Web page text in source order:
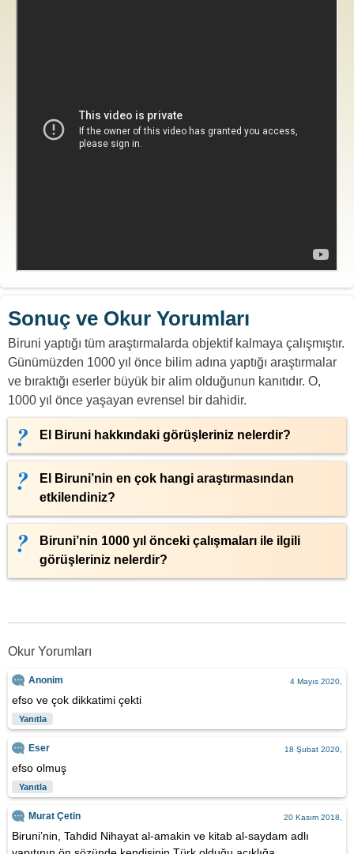
Sonuç ve Okur Yorumları
Biruni yaptığı tüm araştırmalarda objektif kalmaya çalışmıştır.
Günümüzden 1000 yıl önce bilim adına yaptığı araştırmalar
ve bıraktığı eserler büyük bir alim olduğunun kanıtıdır. O,
1000 yıl önce yaşayan evrensel bir dahidir.
El Biruni hakkındaki görüşleriniz nelerdir?
El Biruni’nin en çok hangi araştırmasından
etkilendiniz?
Biruni’nin 1000 yıl önceki çalışmaları ile ilgili
görüşleriniz nelerdir?
Okur Yorumları
Anonim 4 Mayıs 2020,
efso ve çok dikkatimi çekti
Yanıtla
Eser 18 Şubat 2020,
efso olmuş
Yanıtla
Murat Çetin 20 Kasım 2018,
Biruni’nin, Tahdid Nihayat al-amakin ve kitab al-saydam adlı